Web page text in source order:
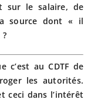
sur le salaire, de
source dont « il
c’est au CDTF de
les autorités.
ceci dans l’intérêt